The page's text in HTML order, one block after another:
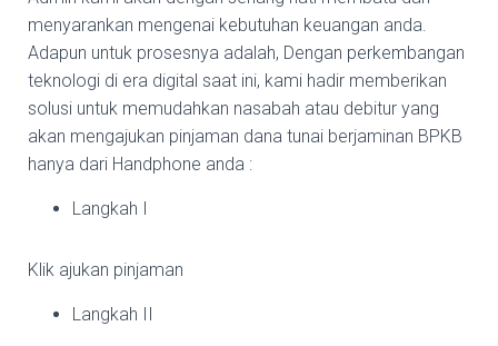
menyarankan mengenai kebutuhan keuangan anda.
Adapun untuk prosesnya adalah, Dengan perkembangan
teknologi di era digital saat ini, kami hadir memberikan
solusi untuk memudahkan nasabah atau debitur yang
akan mengajukan pinjaman dana tunai berjaminan BPKB
hanya dari Handphone anda :
Langkah I
Klik ajukan pinjaman
Langkah II